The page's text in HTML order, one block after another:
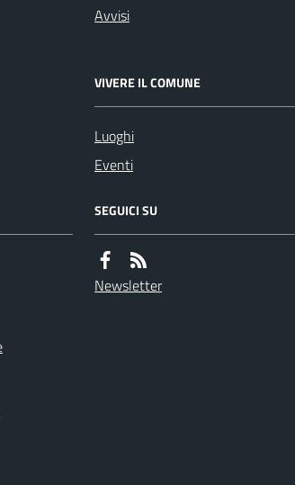
Avvisi
VIVERE IL COMUNE
Luoghi
Eventi
SEGUICI SU
Newsletter